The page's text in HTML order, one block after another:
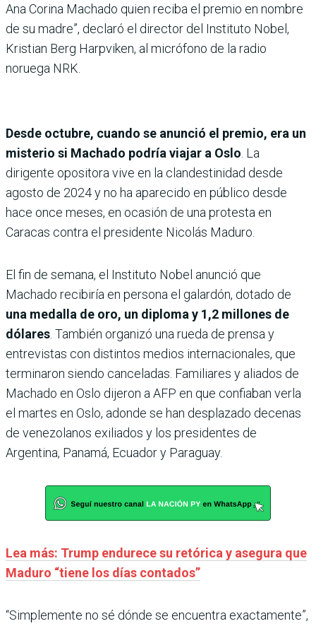
Ana Corina Machado quien reciba el premio en nombre
de su madre”, declaró el director del Instituto Nobel,
Kristian Berg Harpviken, al micrófono de la radio
noruega NRK.
Desde octubre, cuando se anunció el premio, era un
misterio si Machado podría viajar a Oslo . La
dirigente opositora vive en la clandestinidad desde
agosto de 2024 y no ha aparecido en público desde
hace once meses, en ocasión de una protesta en
Caracas contra el presidente Nicolás Maduro.
El fin de semana, el Instituto Nobel anunció que
Machado recibiría en persona el galardón, dotado de
una medalla de oro, un diploma y 1,2 millones de
dólares . También organizó una rueda de prensa y
entrevistas con distintos medios internacionales, que
terminaron siendo canceladas. Familiares y aliados de
Machado en Oslo dijeron a AFP en que confiaban verla
el martes en Oslo, adonde se han desplazado decenas
de venezolanos exiliados y los presidentes de
Argentina, Panamá, Ecuador y Paraguay.
Lea más: Trump endurece su retórica y asegura que
Maduro “tiene los días contados”
“Simplemente no sé dónde se encuentra exactamente”,